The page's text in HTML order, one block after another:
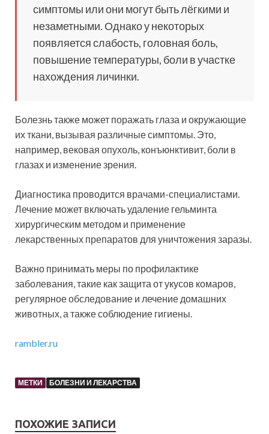
симптомы или они могут быть лёгкими и
незаметными. Однако у некоторых
появляется слабость, головная боль,
повышение температуры, боли в участке
нахождения личинки.
Болезнь также может поражать глаза и окружающие
их ткани, вызывая различные симптомы. Это,
например, вековая опухоль, конъюнктивит, боли в
глазах и изменение зрения.
Диагностика проводится врачами-специалистами.
Лечение может включать удаление гельминта
хирургическим методом и применение
лекарственных препаратов для уничтожения заразы.
Важно принимать меры по профилактике
заболевания, такие как защита от укусов комаров,
регулярное обследование и лечение домашних
животных, а также соблюдение гигиены.
rambler.ru
МЕТКИ БОЛЕЗНИ И ЛЕКАРСТВА
ПОХОЖИЕ ЗАПИСИ